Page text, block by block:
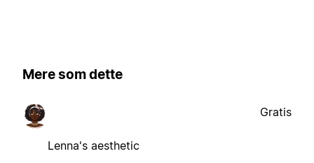
Mere som dette
Lenna's aesthetic
Gratis